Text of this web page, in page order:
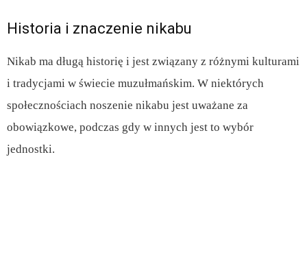
Historia i znaczenie nikabu
Nikab ma długą historię i jest związany z różnymi kulturami
i tradycjami w świecie muzułmańskim. W niektórych
społecznościach noszenie nikabu jest uważane za
obowiązkowe, podczas gdy w innych jest to wybór
jednostki.